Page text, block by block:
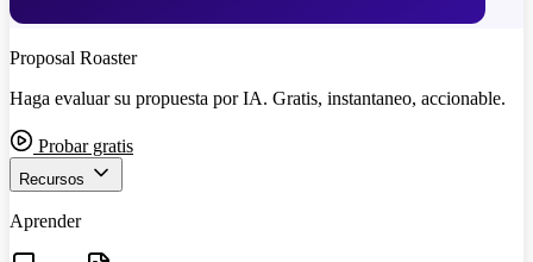
Proposal Roaster
Haga evaluar su propuesta por IA. Gratis, instantaneo, accionable.
Probar gratis
Recursos
Aprender